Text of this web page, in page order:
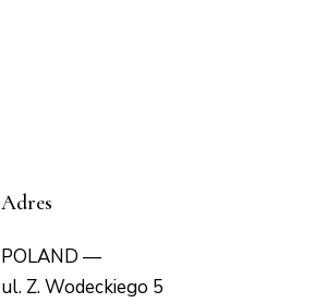
Adres
POLAND —
ul. Z. Wodeckiego 5